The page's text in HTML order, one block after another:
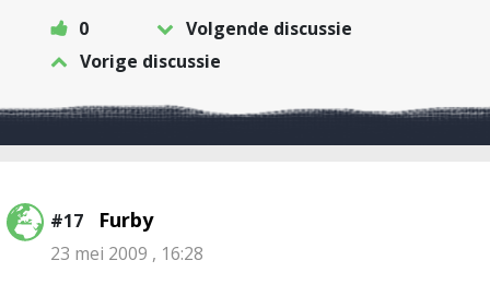
0
Volgende discussie
Vorige discussie
#17 Furby
23 mei 2009 , 16:28